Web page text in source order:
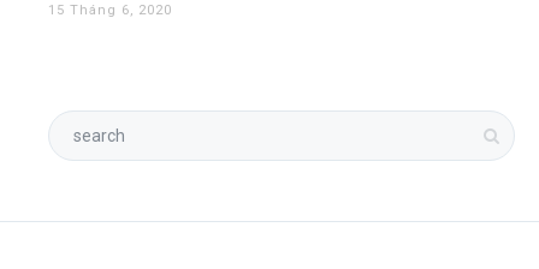
15 Tháng 6, 2020